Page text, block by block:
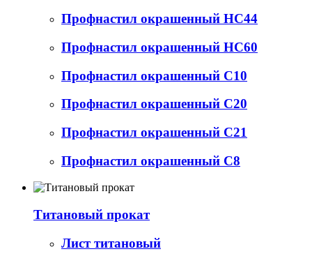
Профнастил окрашенный НС44
Профнастил окрашенный НС60
Профнастил окрашенный С10
Профнастил окрашенный С20
Профнастил окрашенный С21
Профнастил окрашенный С8
Титановый прокат
Лист титановый